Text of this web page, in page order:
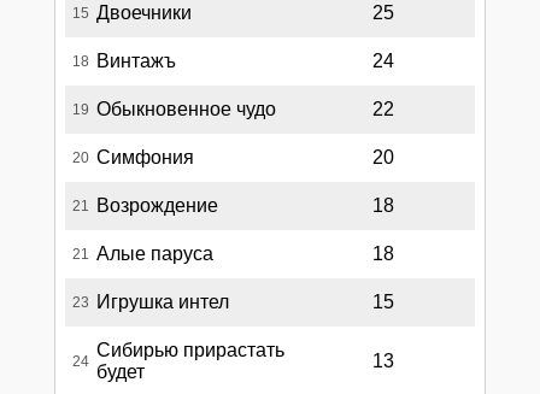
15 Двоечники 25
18 Винтажъ 24
19 Обыкновенное чудо 22
20 Симфония 20
21 Возрождение 18
21 Алые паруса 18
23 Игрушка интел 15
24
Сибирью прирастать
будет
13